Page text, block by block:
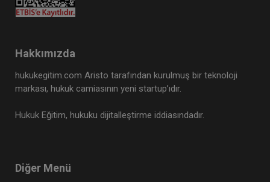
Hakkımızda
hukukegitim.com Aristo tarafından kurulmuş bir teknoloji
markası, hukuk camiasının yeni startup’ıdır.
Hukuk Eğitim, hukuku dijitalleştirme iddiasındadır.
Diğer Menü